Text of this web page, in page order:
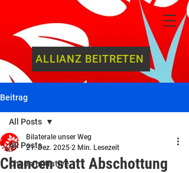
ALLIANZ BEITRETEN
Beitrag
All Posts
Chaos-Initiative
All Posts
Chancen statt Abschottung
Bilaterale unser Weg
21. Dez. 2025 2 Min. Lesezeit